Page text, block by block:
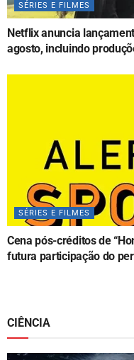
SÉRIES E FILMES
Netflix anuncia
agosto, incluindo
SÉRIES E FILMES
Cena pós-créditos de
futura participação do
CIÊNCIA